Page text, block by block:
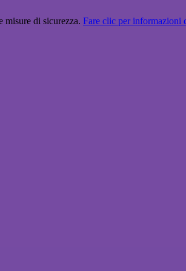
misure di sicurezza. Fare clic per informazioni